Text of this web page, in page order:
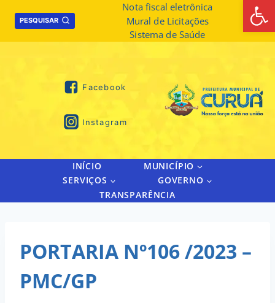
PESQUISAR
Nota fiscal eletrônica
Mural de Licitações
Sistema de Saúde
Facebook
Instagram
INÍCIO
MUNICÍPIO
SERVIÇOS
GOVERNO
TRANSPARÊNCIA
PORTARIA Nº106 /2023 –
PMC/GP